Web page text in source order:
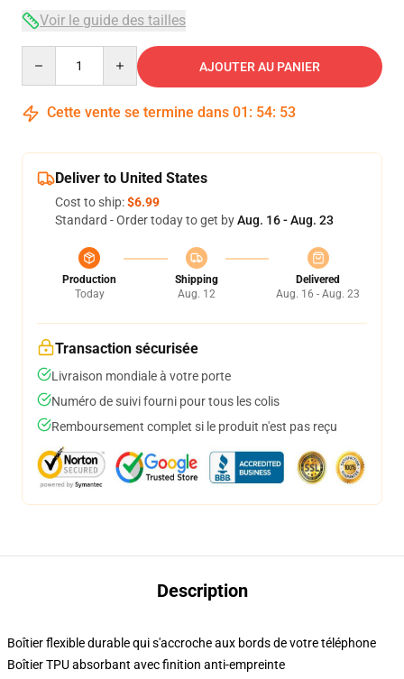
Voir le guide des tailles
AJOUTER AU PANIER
Cette vente se termine dans 01 : 54: 53
Deliver to United States
Cost to ship:$6.99
Standard - Order today to get byAug. 16 - Aug. 23
Production
Today
Shipping
Aug. 12
Delivered
Aug. 16 - Aug. 23
Transaction sécurisée
Livraison mondiale à votre porte
Numéro de suivi fourni pour tous les colis
Remboursement complet si le produit n'est pas reçu
Description
Boîtier flexible durable qui s'accroche aux bords de votre téléphone
Boîtier TPU absorbant avec finition anti-empreinte